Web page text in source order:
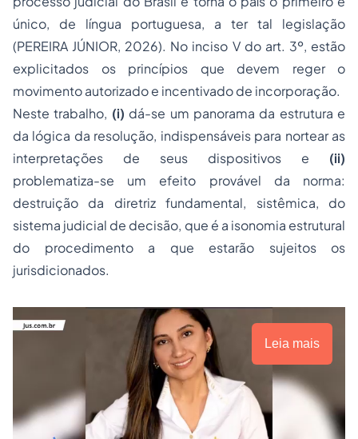
único, de língua portuguesa, a ter tal legislação
(PEREIRA JÚNIOR, 2026). No inciso V do art. 3º, estão
explicitados os princípios que devem reger o
movimento autorizado e incentivado de incorporação.
Neste trabalho, (i) dá-se um panorama da estrutura e
da lógica da resolução, indispensáveis para nortear as
interpretações de seus dispositivos e (ii)
problematiza-se um efeito provável da norma:
destruição da diretriz fundamental, sistêmica, do
sistema judicial de decisão, que é a isonomia estrutural
do procedimento a que estarão sujeitos os
jurisdicionados.
Leia mais